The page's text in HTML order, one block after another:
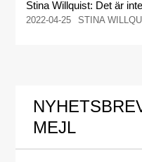
Stina Willquist: Det är
2022-04-25 STINA
MEJL